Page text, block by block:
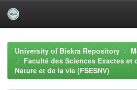
navigationUniversity of Biskra Repository
Faculté des Sciences Exactes et
Nature et de la vie (FSESNV)